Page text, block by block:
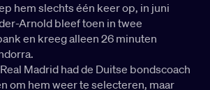
hem slechts één keer op, in juni
Arnold bleef toen in twee
en kreeg alleen 26 minuten
Madrid had de Duitse bondscoach
om hem weer te selecteren, maar